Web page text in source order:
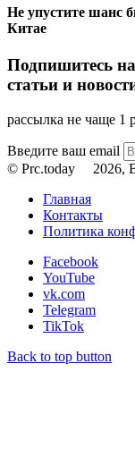
Не упустите шанс
Китае
Подпишитесь
статьи и
рассылка не чаще 1
Введите ваш email
© Prc.today
2026,
Главная
Контакты
Политика
Facebook
YouTube
vk.com
Telegram
TikTok
Back to top button